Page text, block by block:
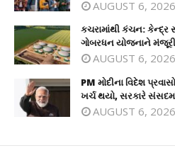
AUGUST 6, 2026
કચરામાંથી કંચન: કેન્દ્ર
ગોબરધન યોજનાને મંજૂરી
AUGUST 6, 2026
PM મોદીના વિદેશ
ખર્ચ થયો, સરકારે
AUGUST 6, 2026